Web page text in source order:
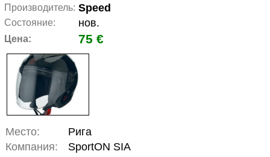
Производитель: Speed
Состояние: нов.
Цена: 75 €
Место:
Рига
Компания:
SportON SIA